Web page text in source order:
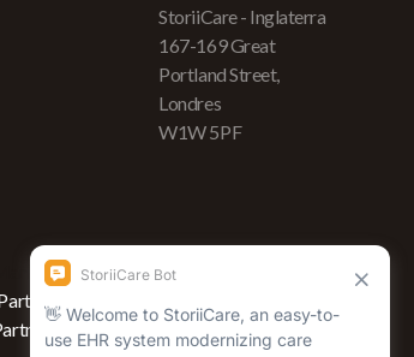
StoriiCare - Inglaterra
167-169 Great
Portland Street,
Londres
W1W 5PF